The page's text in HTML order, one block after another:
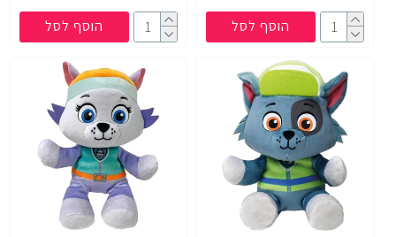
הוסף לסל הוסף לסל